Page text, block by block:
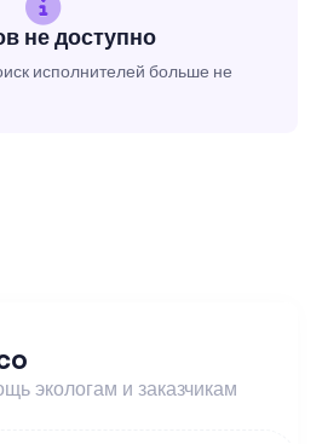
не доступно
исполнителей больше не
экологам и заказчикам